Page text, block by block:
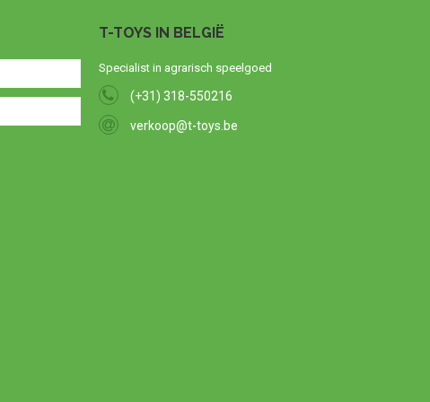
T-TOYS IN BELGIË
Specialist in agrarisch speelgoed
(+31) 318-550216
verkoop@t-toys.be